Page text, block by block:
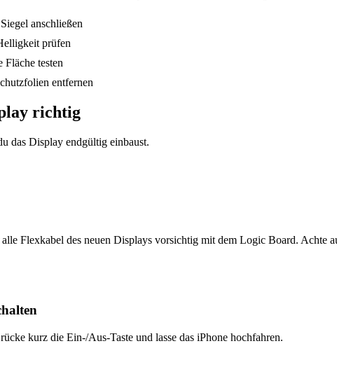
anschließen
prüfen
Fläche testen
entfernen
richtig
das Display endgültig einbaust.
Flexkabel des neuen Displays vorsichtig mit dem Logic Board. Achte
kurz die Ein-/Aus-Taste und lasse das iPhone hochfahren.